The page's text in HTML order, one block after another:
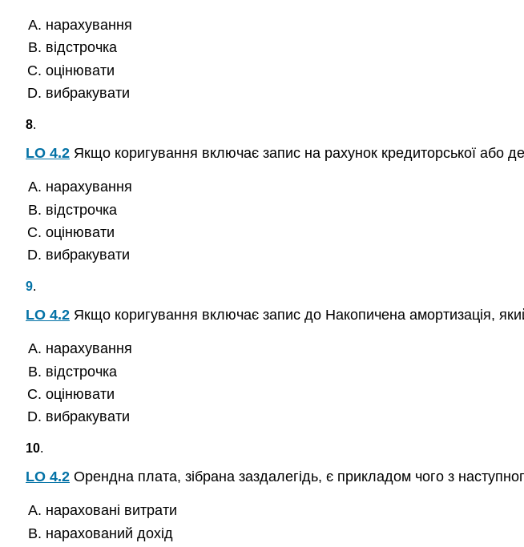
нарахування
відстрочка
оцінювати
вибракувати
8.
LO 4.2 Якщо коригування включає запис на рахунок кредиторської або
нарахування
відстрочка
оцінювати
вибракувати
9.
LO 4.2 Якщо коригування включає запис до Накопичена амортизація,
нарахування
відстрочка
оцінювати
вибракувати
10.
LO 4.2 Орендна плата, зібрана заздалегідь, є прикладом чого з
нараховані витрати
нарахований дохід